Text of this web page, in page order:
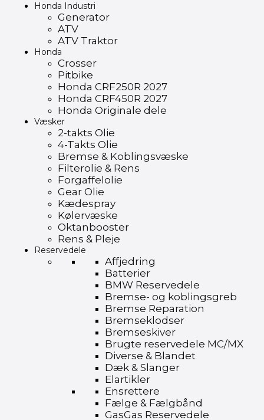
Honda Industri
Generator
ATV
ATV Traktor
Honda
Crosser
Pitbike
Honda CRF250R 2027
Honda CRF450R 2027
Honda Originale dele
Væsker
2-takts Olie
4-Takts Olie
Bremse & Koblingsvæske
Filterolie & Rens
Forgaffelolie
Gear Olie
Kædespray
Kølervæske
Oktanbooster
Rens & Pleje
Reservedele
Affjedring
Batterier
BMW Reservedele
Bremse- og koblingsgreb
Bremse Reparation
Bremseklodser
Bremseskiver
Brugte reservedele MC/MX
Diverse & Blandet
Dæk & Slanger
Elartikler
Ensrettere
Fælge & Fælgbånd
GasGas Reservedele